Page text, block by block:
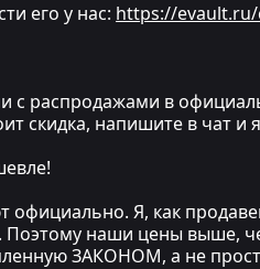
его у нас: https://evault.ru/
распродажами в
скидка, напишите в чат и
Я, как
Поэтому наши цены
ЗАКОНОМ, а не